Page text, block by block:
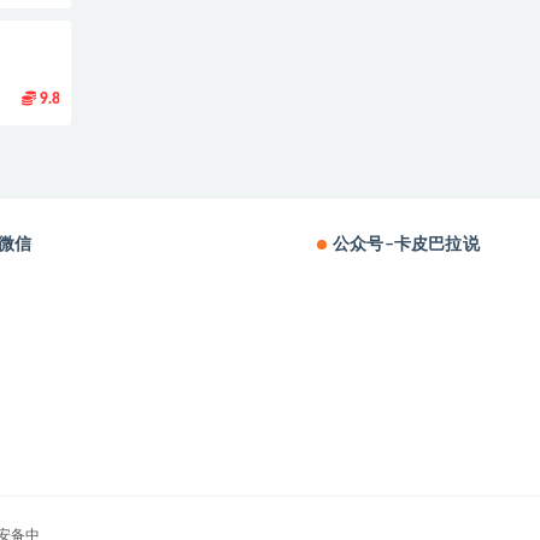
9.8
信 公众号–卡皮巴拉说
备中